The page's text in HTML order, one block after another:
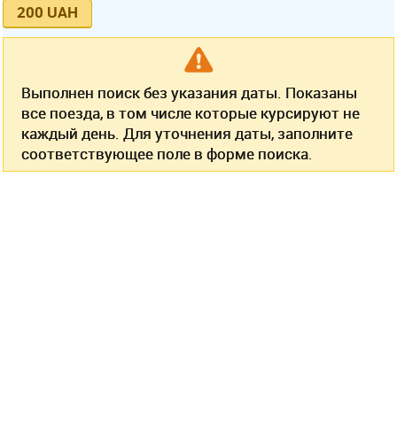
200 UAH
Выполнен поиск без указания даты. Показаны
все поезда, в том числе которые курсируют не
каждый день. Для уточнения даты, заполните
соответствующее поле в форме поиска.